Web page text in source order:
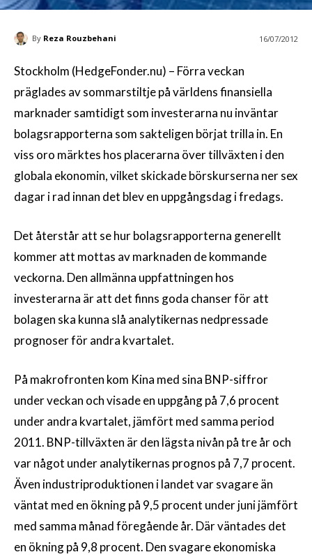
By Reza Rouzbehani 16/07/2012
Stockholm (HedgeFonder.nu) – Förra veckan
präglades av sommarstiltje på världens finansiella
marknader samtidigt som investerarna nu inväntar
bolagsrapporterna som sakteligen börjat trilla in. En
viss oro märktes hos placerarna över tillväxten i den
globala ekonomin, vilket skickade börskurserna ner sex
dagar i rad innan det blev en uppgångsdag i fredags.
Det återstår att se hur bolagsrapporterna generellt
kommer att mottas av marknaden de kommande
veckorna. Den allmänna uppfattningen hos
investerarna är att det finns goda chanser för att
bolagen ska kunna slå analytikernas nedpressade
prognoser för andra kvartalet.
På makrofronten kom Kina med sina BNP-siffror
under veckan och visade en uppgång på 7,6 procent
under andra kvartalet, jämfört med samma period
2011. BNP-tillväxten är den lägsta nivån på tre år och
var något under analytikernas prognos på 7,7 procent.
Även industriproduktionen i landet var svagare än
väntat med en ökning på 9,5 procent under juni jämfört
med samma månad föregående år. Där väntades det
en ökning på 9,8 procent. Den svagare ekonomiska